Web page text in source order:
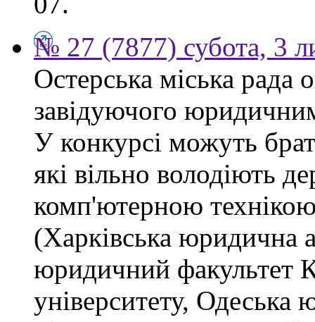
№ 27 (7877) субота, 3
Остерська міська рада
завідуючого
У конкурсі можуть
які вільно володіють
комп'ютерною
(Харківська юридична
юридичний факультет
університету, Одеська